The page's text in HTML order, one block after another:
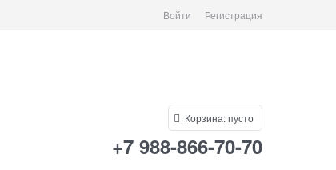
Войти Регистрация
Корзина:пусто
+7 988-866-70-70